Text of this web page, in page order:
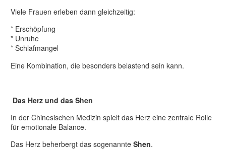
Viele Frauen erleben dann gleichzeitig:
* Erschöpfung
* Unruhe
* Schlafmangel
Eine Kombination, die besonders belastend sein kann.
Das Herz und das Shen
In der Chinesischen Medizin spielt das Herz eine zentrale Rolle
für emotionale Balance.
Das Herz beherbergt das sogenannte Shen.